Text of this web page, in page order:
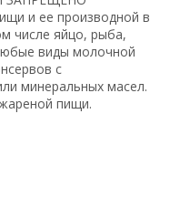
и ее производной в
числе яйцо, рыба,
виды молочной
с
минеральных масел.
пищи.